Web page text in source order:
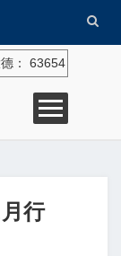
： 63654
行